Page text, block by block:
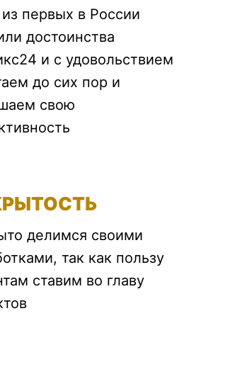
первых в России
достоинства
и с удовольствием
до сих пор и
свою
делимся своими
так как пользу
ставим во главу